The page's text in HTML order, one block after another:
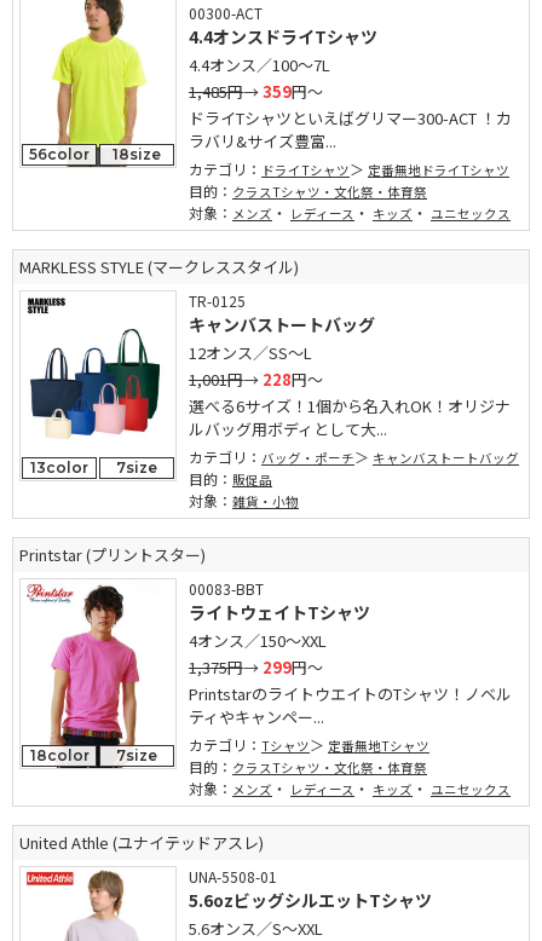
56color 18size
00300-ACT
4.4オンスドライTシャツ
4.4オンス／100～7L
1,485円→359円～
ドライTシャツといえばグリマー300-ACT ！カ
ラバリ&サイズ豊富...
カテゴリ： ドライTシャツ 定番無地ドライTシャツ
目的： クラスTシャツ・文化祭・体育祭
対象： メンズ ・ レディース ・ キッズ ・ ユニセックス
MARKLESS STYLE (マークレススタイル)
13color 7size
TR-0125
キャンバストートバッグ
12オンス／SS～L
1,001円→ 228円～
選べる6サイズ！1個から名入れOK！オリジナ
ルバッグ用ボディとして大...
カテゴリ： バッグ・ポーチ キャンバストートバッグ
目的： 販促品
対象： 雑貨・小物
Printstar (プリントスター)
18color 7size
00083-BBT
ライトウェイトTシャツ
4オンス／150～XXL
1,375円→ 299円～
PrintstarのライトウエイトのTシャツ！ノベル
ティやキャンペー...
カテゴリ： Tシャツ 定番無地Tシャツ
目的： クラスTシャツ・文化祭・体育祭
対象： メンズ ・ レディース ・ キッズ ・ ユニセックス
United Athle (ユナイテッドアスレ)
UNA-5508-01
5.6ozビッグシルエットTシャツ
5.6オンス／S～XXL